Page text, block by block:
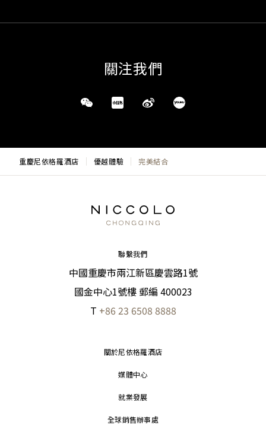
關注我們
重慶尼依格羅酒店 優越體驗 完美結合
聯繫我們
中國重慶市兩江新區慶雲路1號
國金中心1號樓 郵編 400023
T +86 23 6508 8888
關於尼依格羅酒店
媒體中心
就業發展
全球銷售辦事處